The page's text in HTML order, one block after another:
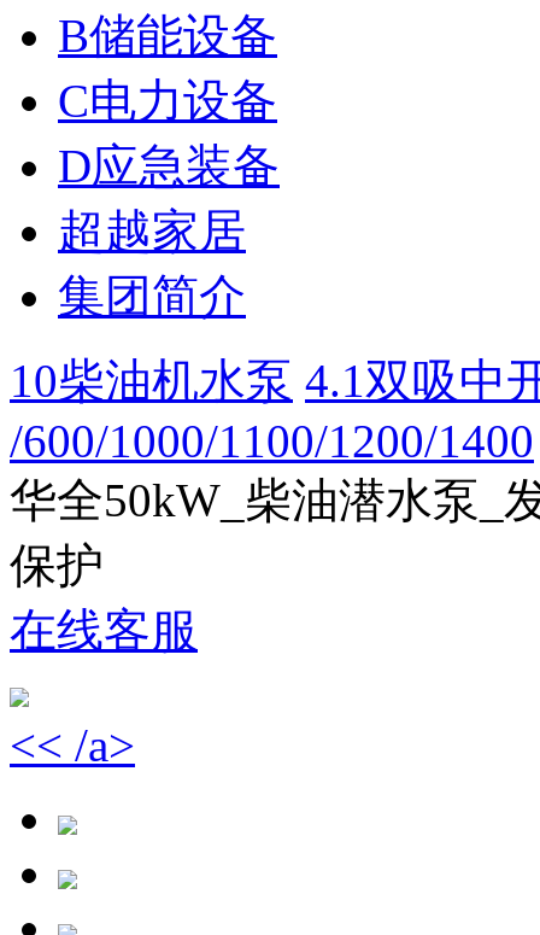
B储能设备
C电力设备
D应急装备
超越家居
集团简介
10柴油机水泵 4.1双吸中
/600/1000/1100/1200/1400
华全50kW_柴油潜水泵_
保护
在线客服
<< /a>